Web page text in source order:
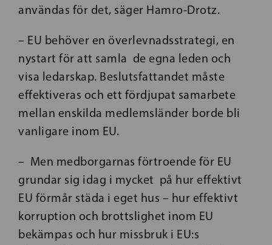
användas för det, säger Hamro-Drotz.
– EU behöver en överlevnadsstrategi, en
nystart för att samla de egna leden och
visa ledarskap. Beslutsfattandet måste
effektiveras och ett fördjupat samarbete
mellan enskilda medlemsländer borde bli
vanligare inom EU.
– Men medborgarnas förtroende för EU
grundar sig idag i mycket på hur effektivt
EU förmår städa i eget hus – hur effektivt
korruption och brottslighet inom EU
bekämpas och hur missbruk i EU:s